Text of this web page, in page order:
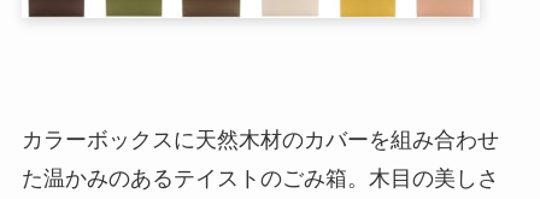
カラーボックスに天然木材のカバーを組み合わせ
た温かみのあるテイストのごみ箱。木目の美しさ